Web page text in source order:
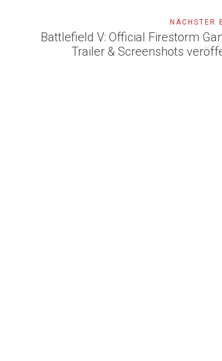
NÄCHSTER
Battlefield V: Official Firestorm
Trailer & Screenshots